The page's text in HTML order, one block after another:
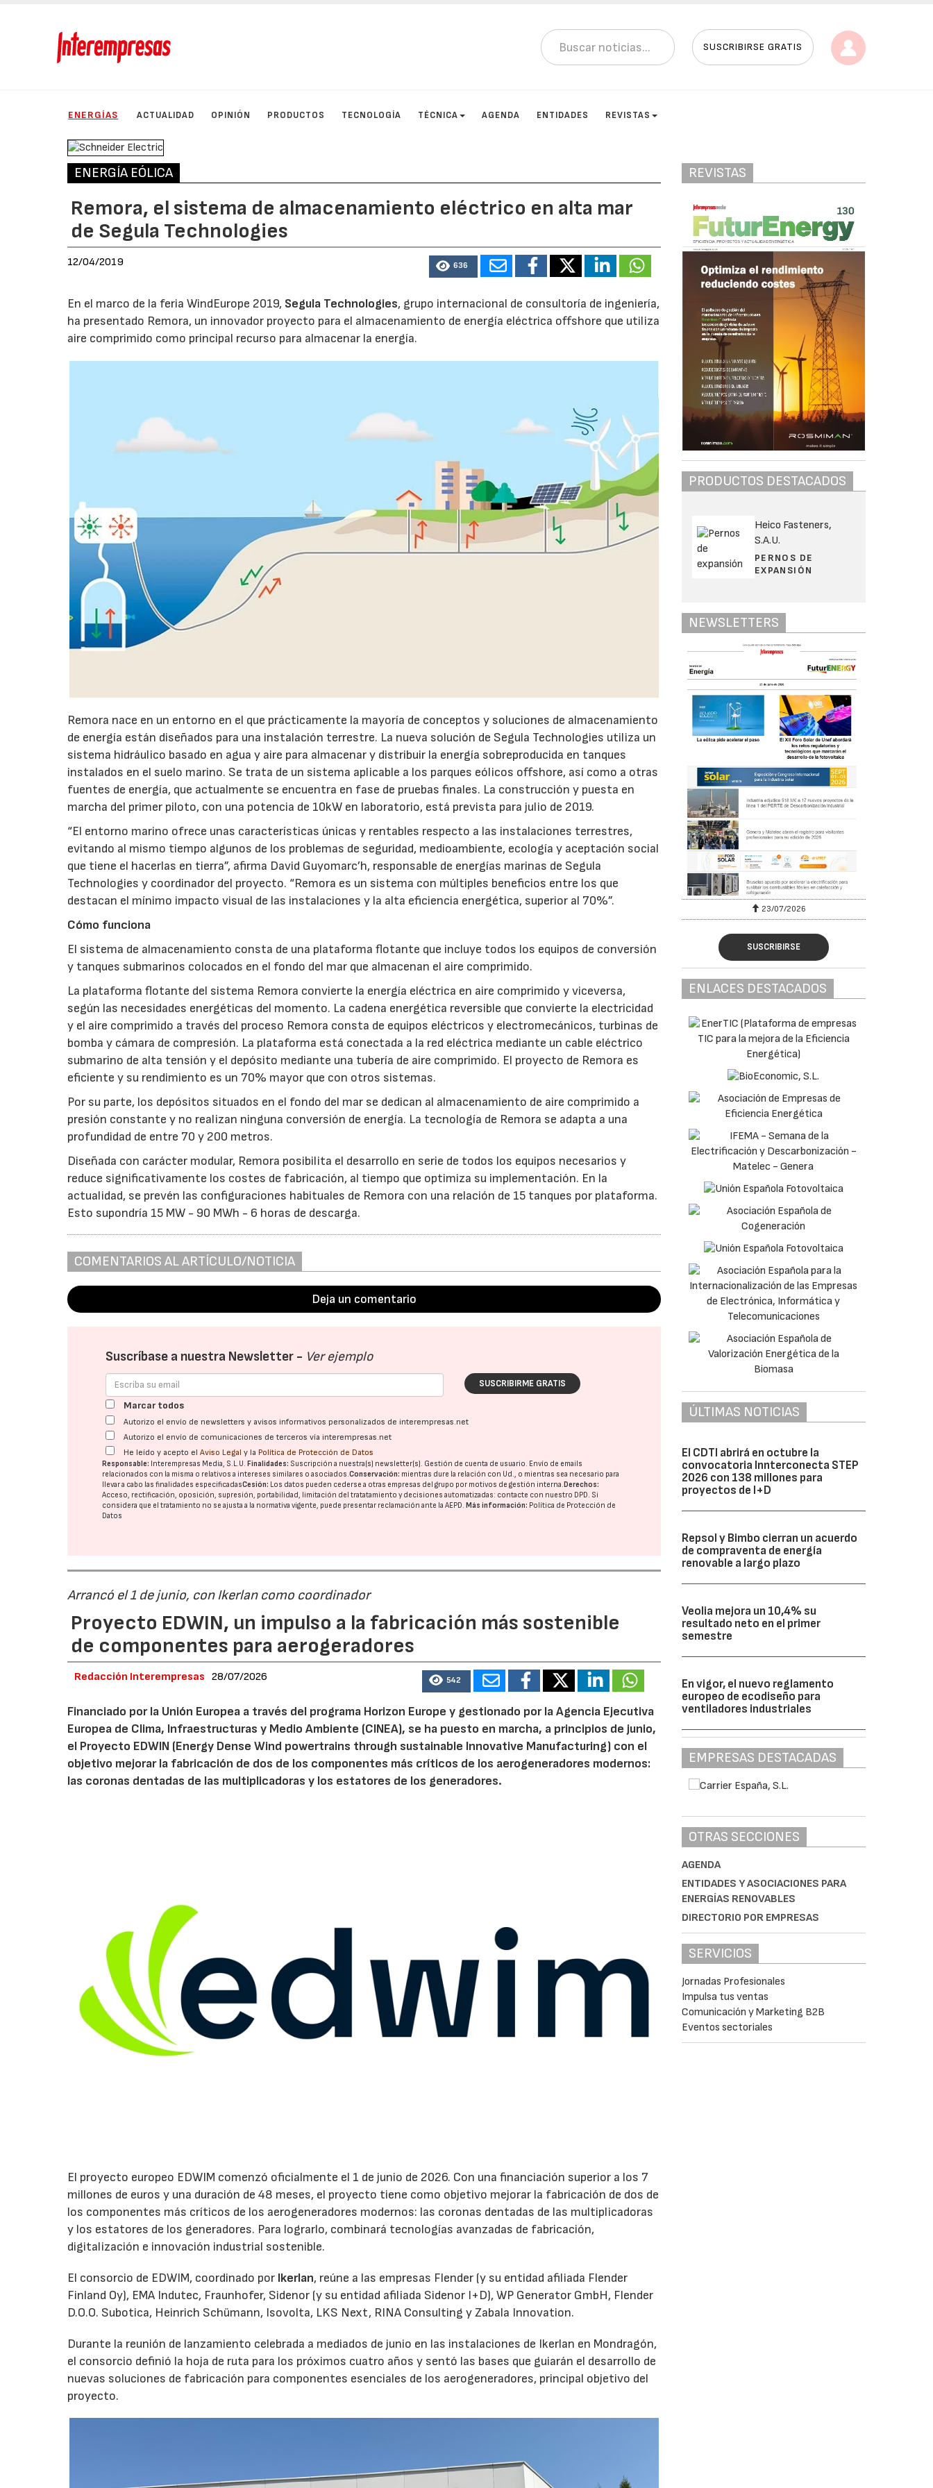
SUSCRIBIRSE GRATIS
ENERGÍAS ACTUALIDAD OPINIÓN PRODUCTOS TECNOLOGÍA TÉCNICA AGENDA ENTIDADES REVISTAS
ENERGÍA EÓLICA
Remora, el sistema de almacenamiento eléctrico en alta mar
de Segula Technologies
12/04/2019 636
En el marco de la feria WindEurope 2019, Segula Technologies, grupo internacional de consultoría de ingeniería,
ha presentado Remora, un innovador proyecto para el almacenamiento de energía eléctrica offshore que utiliza
aire comprimido como principal recurso para almacenar la energía.
Remora nace en un entorno en el que prácticamente la mayoría de conceptos y soluciones de almacenamiento
de energía están diseñados para una instalación terrestre. La nueva solución de Segula Technologies utiliza un
sistema hidráulico basado en agua y aire para almacenar y distribuir la energía sobreproducida en tanques
instalados en el suelo marino. Se trata de un sistema aplicable a los parques eólicos offshore, así como a otras
fuentes de energía, que actualmente se encuentra en fase de pruebas finales. La construcción y puesta en
marcha del primer piloto, con una potencia de 10kW en laboratorio, está prevista para julio de 2019.
“El entorno marino ofrece unas características únicas y rentables respecto a las instalaciones terrestres,
evitando al mismo tiempo algunos de los problemas de seguridad, medioambiente, ecología y aceptación social
que tiene el hacerlas en tierra”, afirma David Guyomarc’h, responsable de energías marinas de Segula
Technologies y coordinador del proyecto. “Remora es un sistema con múltiples beneficios entre los que
destacan el mínimo impacto visual de las instalaciones y la alta eficiencia energética, superior al 70%”.
Cómo funciona
El sistema de almacenamiento consta de una plataforma flotante que incluye todos los equipos de conversión
y tanques submarinos colocados en el fondo del mar que almacenan el aire comprimido.
La plataforma flotante del sistema Remora convierte la energía eléctrica en aire comprimido y viceversa,
según las necesidades energéticas del momento. La cadena energética reversible que convierte la electricidad
y el aire comprimido a través del proceso Remora consta de equipos eléctricos y electromecánicos, turbinas de
bomba y cámara de compresión. La plataforma está conectada a la red eléctrica mediante un cable eléctrico
submarino de alta tensión y el depósito mediante una tubería de aire comprimido. El proyecto de Remora es
eficiente y su rendimiento es un 70% mayor que con otros sistemas.
Por su parte, los depósitos situados en el fondo del mar se dedican al almacenamiento de aire comprimido a
presión constante y no realizan ninguna conversión de energía. La tecnología de Remora se adapta a una
profundidad de entre 70 y 200 metros.
Diseñada con carácter modular, Remora posibilita el desarrollo en serie de todos los equipos necesarios y
reduce significativamente los costes de fabricación, al tiempo que optimiza su implementación. En la
actualidad, se prevén las configuraciones habituales de Remora con una relación de 15 tanques por plataforma.
Esto supondría 15 MW - 90 MWh - 6 horas de descarga.
COMENTARIOS AL ARTÍCULO/NOTICIA
Deja un comentario
Suscríbase a nuestra Newsletter - Ver ejemplo
SUSCRIBIRME GRATIS
Marcar todos
Autorizo el envío de newsletters y avisos informativos personalizados de interempresas.net
Autorizo el envío de comunicaciones de terceros vía interempresas.net
He leído y acepto elAviso Legal y la Política de Protección de Datos
Responsable: Interempresas Media, S.L.U.Finalidades: Suscripción a nuestra(s) newsletter(s). Gestión de cuenta de usuario. Envío de emails
relacionados con la misma o relativos a intereses similares o asociados.Conservación: mientras dure la relación con Ud., o mientras sea necesario para
llevar a cabo las finalidades especificadasCesión: Los datos pueden cederse a otras empresas del grupo por motivos de gestión interna.Derechos:
Acceso, rectificación, oposición, supresión, portabilidad, limitación del tratatamiento y decisiones automatizadas: contacte con nuestro DPD. Si
considera que el tratamiento no se ajusta a la normativa vigente, puede presentar reclamación ante laAEPD.Más información: Política de Protección de
Datos
Arrancó el 1 de junio, con Ikerlan como coordinador
Proyecto EDWIN, un impulso a la fabricación más sostenible
de componentes para aerogeradores
Redacción Interempresas 28/07/2026 542
Financiado por la Unión Europea a través del programa Horizon Europe y gestionado por la Agencia Ejecutiva
Europea de Clima, Infraestructuras y Medio Ambiente (CINEA), se ha puesto en marcha, a principios de junio,
el Proyecto EDWIN (Energy Dense Wind powertrains through sustainable Innovative Manufacturing) con el
objetivo mejorar la fabricación de dos de los componentes más críticos de los aerogeneradores modernos:
las coronas dentadas de las multiplicadoras y los estatores de los generadores.
El proyecto europeo EDWIM comenzó oficialmente el 1 de junio de 2026. Con una financiación superior a los 7
millones de euros y una duración de 48 meses, el proyecto tiene como objetivo mejorar la fabricación de dos de
los componentes más críticos de los aerogeneradores modernos: las coronas dentadas de las multiplicadoras
y los estatores de los generadores. Para lograrlo, combinará tecnologías avanzadas de fabricación,
digitalización e innovación industrial sostenible.
El consorcio de EDWIM, coordinado por Ikerlan, reúne a las empresas Flender (y su entidad afiliada Flender
Finland Oy), EMA Indutec, Fraunhofer, Sidenor (y su entidad afiliada Sidenor I+D), WP Generator GmbH, Flender
D.O.O. Subotica, Heinrich Schümann, Isovolta, LKS Next, RINA Consulting y Zabala Innovation.
Durante la reunión de lanzamiento celebrada a mediados de junio en las instalaciones de Ikerlan en Mondragón,
el consorcio definió la hoja de ruta para los próximos cuatro años y sentó las bases que guiarán el desarrollo de
nuevas soluciones de fabricación para componentes esenciales de los aerogeneradores, principal objetivo del
proyecto.
REVISTAS
PRODUCTOS DESTACADOS
Heico Fasteners,
S.A.U.
PERNOS DE
EXPANSIÓN
NEWSLETTERS
23/07/2026
SUSCRIBIRSE
ENLACES DESTACADOS
ÚLTIMAS NOTICIAS
El CDTI abrirá en octubre la
convocatoria Innterconecta STEP
2026 con 138 millones para
proyectos de I+D
Repsol y Bimbo cierran un acuerdo
de compraventa de energía
renovable a largo plazo
Veolia mejora un 10,4% su
resultado neto en el primer
semestre
En vigor, el nuevo reglamento
europeo de ecodiseño para
ventiladores industriales
EMPRESAS DESTACADAS
OTRAS SECCIONES
AGENDA
ENTIDADES Y ASOCIACIONES PARA
ENERGÍAS RENOVABLES
DIRECTORIO POR EMPRESAS
SERVICIOS
Jornadas Profesionales
Impulsa tus ventas
Comunicación y Marketing B2B
Eventos sectoriales